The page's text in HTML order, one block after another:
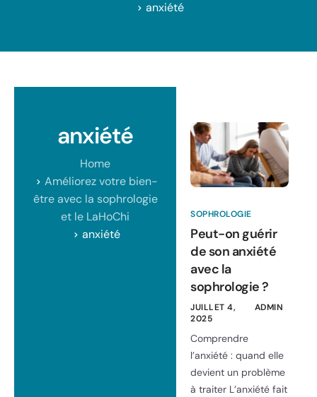
anxiété
anxiété
Home
Améliorez votre bien-
être avec la sophrologie
et le LaHoChi
anxiété
SOPHROLOGIE
Peut-on guérir
de son anxiété
avec la
sophrologie ?
JUILLET 4,
2025
ADMIN
Comprendre
l’anxiété : quand elle
devient un problème
à traiter L’anxiété fait